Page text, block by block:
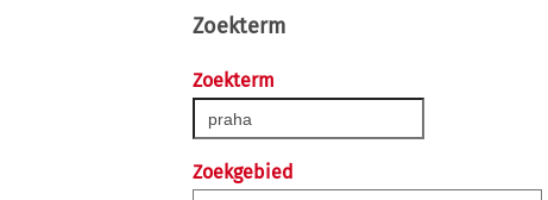
Zoekterm
Zoekterm
Zoekgebied